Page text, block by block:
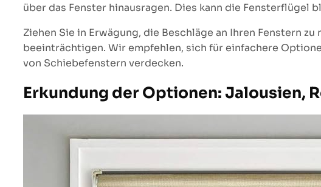
über das Fenster hinausragen. Dies kann die
Ziehen Sie in Erwägung, die Beschläge an Ihren Fenstern
beeinträchtigen. Wir empfehlen, sich für einfachere
von Schiebefenstern verdecken.
Erkundung der Optionen: Jalousien,